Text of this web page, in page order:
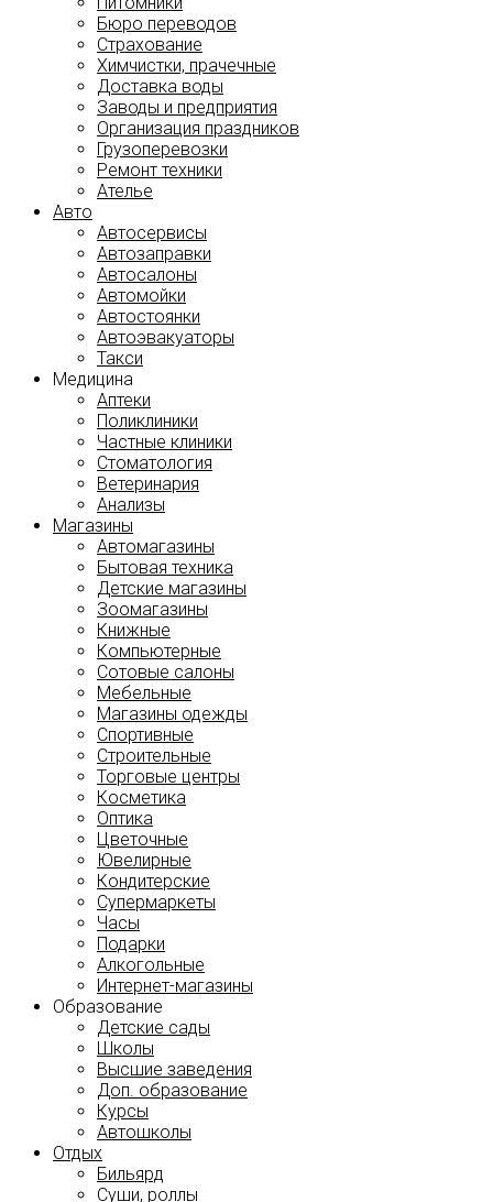
Бюро переводов
Страхование
Химчистки, прачечные
Доставка воды
Заводы и предприятия
Организация праздников
Грузоперевозки
Ремонт техники
Ателье
Авто
Автосервисы
Автозаправки
Автосалоны
Автомойки
Автостоянки
Автоэвакуаторы
Такси
Медицина
Аптеки
Поликлиники
Частные клиники
Стоматология
Ветеринария
Анализы
Магазины
Автомагазины
Бытовая техника
Детские магазины
Зоомагазины
Книжные
Компьютерные
Сотовые салоны
Мебельные
Магазины одежды
Спортивные
Строительные
Торговые центры
Косметика
Оптика
Цветочные
Ювелирные
Кондитерские
Супермаркеты
Часы
Подарки
Алкогольные
Интернет-магазины
Образование
Детские сады
Школы
Высшие заведения
Доп. образование
Курсы
Автошколы
Отдых
Бильярд
Суши, роллы